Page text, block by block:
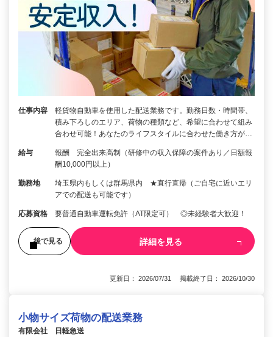
仕事内容
軽貨物自動車を使用した配送業務です。勤務日数・時間帯、
積み下ろしのエリア、荷物の種類など、希望に合わせて組み
合わせ可能！あなたのライフスタイルに合わせた働き方が…
給与
報酬 完全出来高制（研修中の収入保障の案件あり／日額報
酬10,000円以上）
勤務地
埼玉県内もしくは群馬県内 ★直行直帰（ご自宅に近いエリ
アでの配送も可能です）
応募資格 要普通自動車運転免許（AT限定可） ◎未経験者大歓迎！
後で見る 詳細を見る
更新日： 2026/07/31 掲載終了日： 2026/10/30
小物サイズ荷物の配送業務
有限会社 日軽急送